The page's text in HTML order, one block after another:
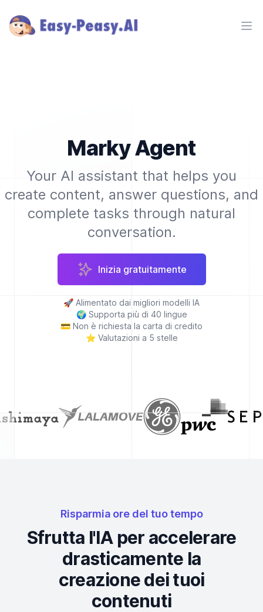
Marky Agent
Your AI assistant that helps you
create content, answer questions, and
complete tasks through natural
conversation.
Inizia gratuitamente
🚀 Alimentato dai migliori modelli IA
🌍 Supporta più di 40 lingue
💳 Non è richiesta la carta di credito
⭐ Valutazioni a 5 stelle
Risparmia ore del tuo tempo
Sfrutta l'IA per accelerare
drasticamente la
creazione dei tuoi
contenuti